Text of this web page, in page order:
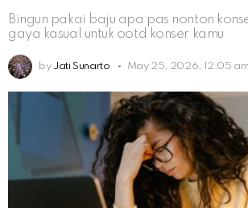
Bingun pakai baju apa pas nonton
gaya kasual untuk ootd konser kamu
by Jati Sunarto May 25, 2026, 12:05 am